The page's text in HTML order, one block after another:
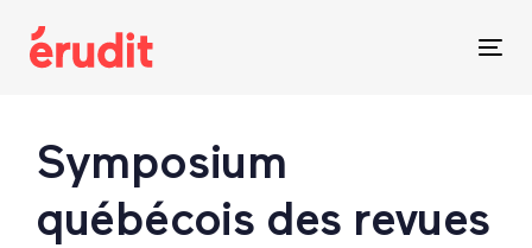
links
Symposium
québécois des revues
Post
navigation